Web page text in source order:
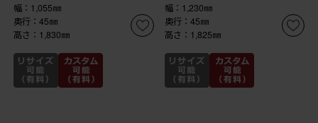
幅：1,055㎜
奥行：45㎜
高さ：1,830㎜
幅：1,230㎜
奥行：45㎜
高さ：1,825㎜